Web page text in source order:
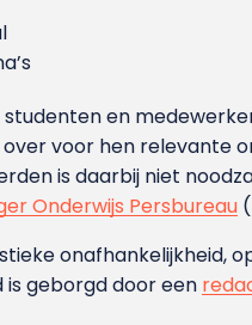
en
voor hen relevante
is daarbij niet
Onderwijs Persbureau
onafhankelijkheid,
is geborgd door een